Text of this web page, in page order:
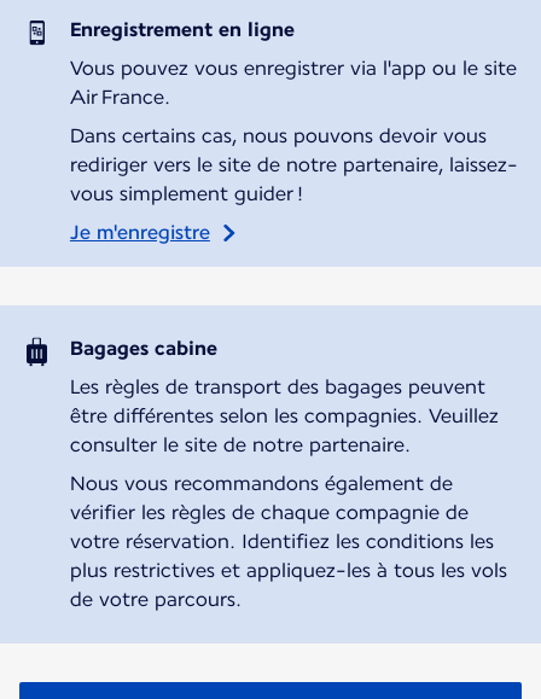
Enregistrement en ligne
Vous pouvez vous enregistrer via l'app ou le site
Air France.
Dans certains cas, nous pouvons devoir vous
rediriger vers le site de notre partenaire, laissez-
vous simplement guider !
Je m'enregistre
Bagages cabine
Les règles de transport des bagages peuvent
être différentes selon les compagnies. Veuillez
consulter le site de notre partenaire.
Nous vous recommandons également de
vérifier les règles de chaque compagnie de
votre réservation. Identifiez les conditions les
plus restrictives et appliquez-les à tous les vols
de votre parcours.